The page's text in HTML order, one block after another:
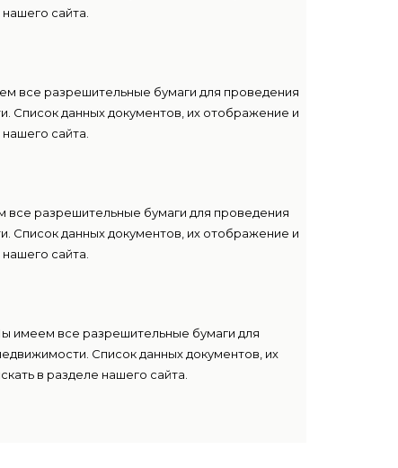
сайта.
все разрешительные бумаги для проведения
Список данных документов, их отображение и
сайта.
разрешительные бумаги для проведения
Список данных документов, их отображение и
сайта.
имеем все разрешительные бумаги для
Список данных документов, их
в разделе нашего сайта.